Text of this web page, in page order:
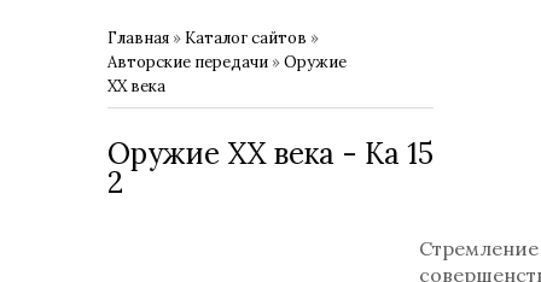
Главная » Каталог сайтов »
Авторские передачи »Оружие
XX века
Оружие ХХ века - Ка 15
2